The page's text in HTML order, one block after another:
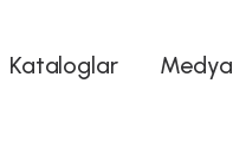
Kataloglar Medya